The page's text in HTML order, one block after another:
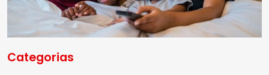
Categorias